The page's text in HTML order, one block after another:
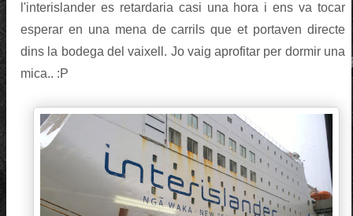
l'interislander es retardaria casi una hora i ens va tocar
esperar en una mena de carrils que et portaven directe
dins la bodega del vaixell. Jo vaig aprofitar per dormir una
mica.. :P